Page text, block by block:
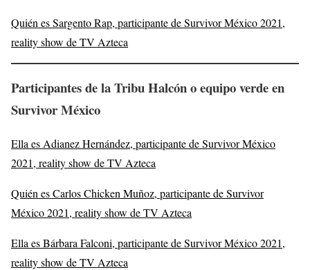
Quién es Sargento Rap, participante de Survivor México 2021,
reality show de TV Azteca
Participantes de la Tribu Halcón o equipo verde en
Survivor México
Ella es Adianez Hernández, participante de Survivor México
2021, reality show de TV Azteca
Quién es Carlos Chicken Muñoz, participante de Survivor
México 2021, reality show de TV Azteca
Ella es Bárbara Falconi, participante de Survivor México 2021,
reality show de TV Azteca